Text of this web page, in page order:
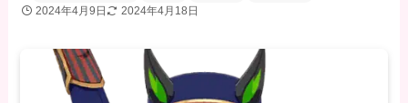
2024年4月9日 2024年4月18日